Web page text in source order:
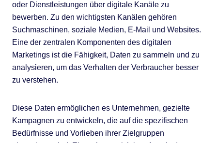
oder Dienstleistungen über digitale Kanäle zu
bewerben. Zu den wichtigsten Kanälen gehören
Suchmaschinen, soziale Medien, E-Mail und Websites.
Eine der zentralen Komponenten des digitalen
Marketings ist die Fähigkeit, Daten zu sammeln und zu
analysieren, um das Verhalten der Verbraucher besser
zu verstehen.
Diese Daten ermöglichen es Unternehmen, gezielte
Kampagnen zu entwickeln, die auf die spezifischen
Bedürfnisse und Vorlieben ihrer Zielgruppen